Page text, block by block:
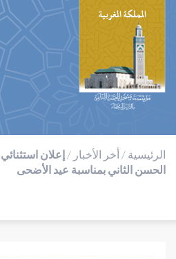
الرئيسية / أخر الأخبار / إعلان
الحسن الثاني بمناسبة عيد الأضحى